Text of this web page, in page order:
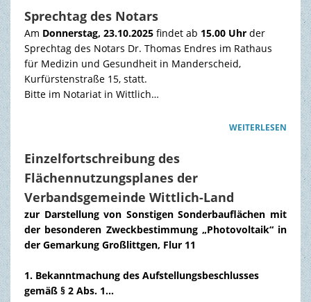
Sprechtag des Notars
Am Donnerstag, 23.10.2025 findet ab 15.00 Uhr der
Sprechtag des Notars Dr. Thomas Endres im Rathaus
für Medizin und Gesundheit in Manderscheid,
Kurfürstenstraße 15, statt.
Bitte im Notariat in Wittlich…
WEITERLESEN
Einzelfortschreibung des
Flächennutzungsplanes der
Verbandsgemeinde Wittlich-Land
zur Darstellung von Sonstigen Sonderbauflächen mit
der besonderen Zweckbestimmung „Photovoltaik“ in
der Gemarkung Großlittgen, Flur 11
1. Bekanntmachung des Aufstellungsbeschlusses
gemäß § 2 Abs. 1…